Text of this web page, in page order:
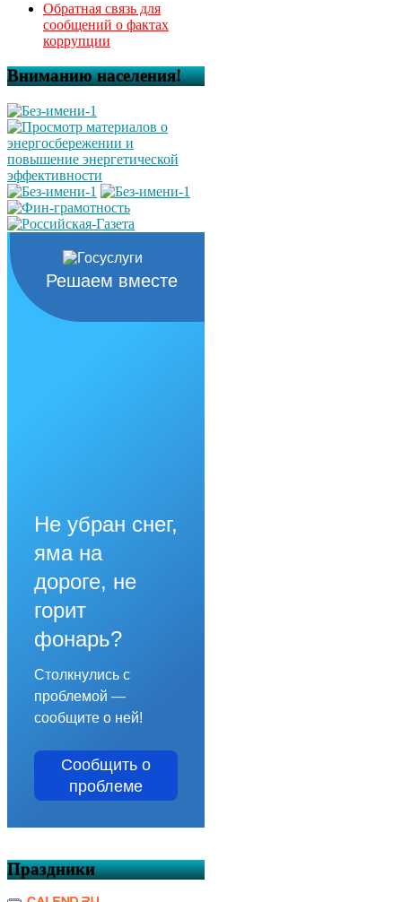
Обратная связь для
сообщений о фактах
коррупции
Вниманию населения!
Решаем вместе
Не убран снег,
яма на
дороге, не
горит
фонарь?
Столкнулись с
проблемой —
сообщите о ней!
Сообщить о
проблеме
Праздники